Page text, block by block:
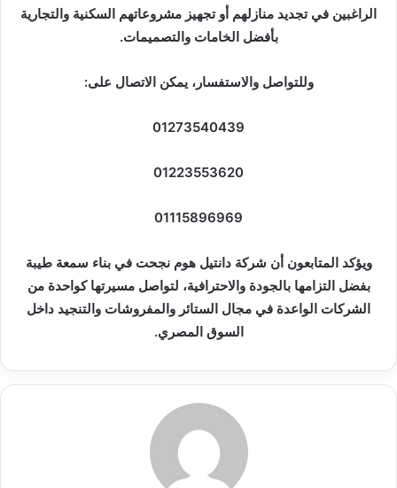
الراغبين في تجديد منازلهم أو تجهيز مشروعاتهم السكنية والتجارية
بأفضل الخامات والتصميمات.
وللتواصل والاستفسار، يمكن الاتصال على:
01273540439
01223553620
01115896969
ويؤكد المتابعون أن شركة دانتيل هوم نجحت في بناء سمعة طيبة
بفضل التزامها بالجودة والاحترافية، لتواصل مسيرتها كواحدة من
الشركات الواعدة في مجال الستائر والمفروشات والتنجيد داخل
السوق المصري.